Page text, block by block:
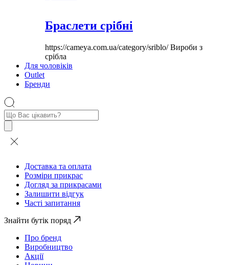
Браслети срібні
https://cameya.com.ua/category/sriblo/Вироби з
срібла
Для чоловіків
Outlet
Бренди
Пошук
товарів
Доставка та оплата
Розміри прикрас
Догляд за прикрасами
Залишити відгук
Часті запитання
Знайти бутік поряд
Про бренд
Виробництво
Акції